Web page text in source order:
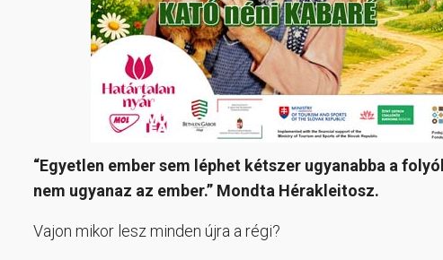
“Egyetlen ember sem léphet kétszer ugyanabba a
nem ugyanaz az ember.” Mondta Hérakleitosz.
Vajon mikor lesz minden újra a régi?